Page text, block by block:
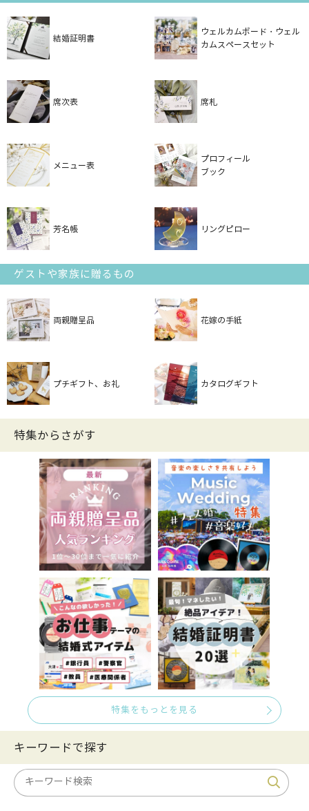
結婚証明書
ウェルカムボード・ウェル
カムスペースセット
席次表 席札
メニュー表
プロフィール
ブック
芳名帳 リングピロー
ゲストや家族に贈るもの
両親贈呈品 花嫁の手紙
プチギフト、お礼 カタログギフト
特集からさがす
特集をもっとを見る
キーワードで探す